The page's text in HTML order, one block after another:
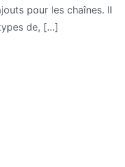
pour les chaînes. Il
de, […]